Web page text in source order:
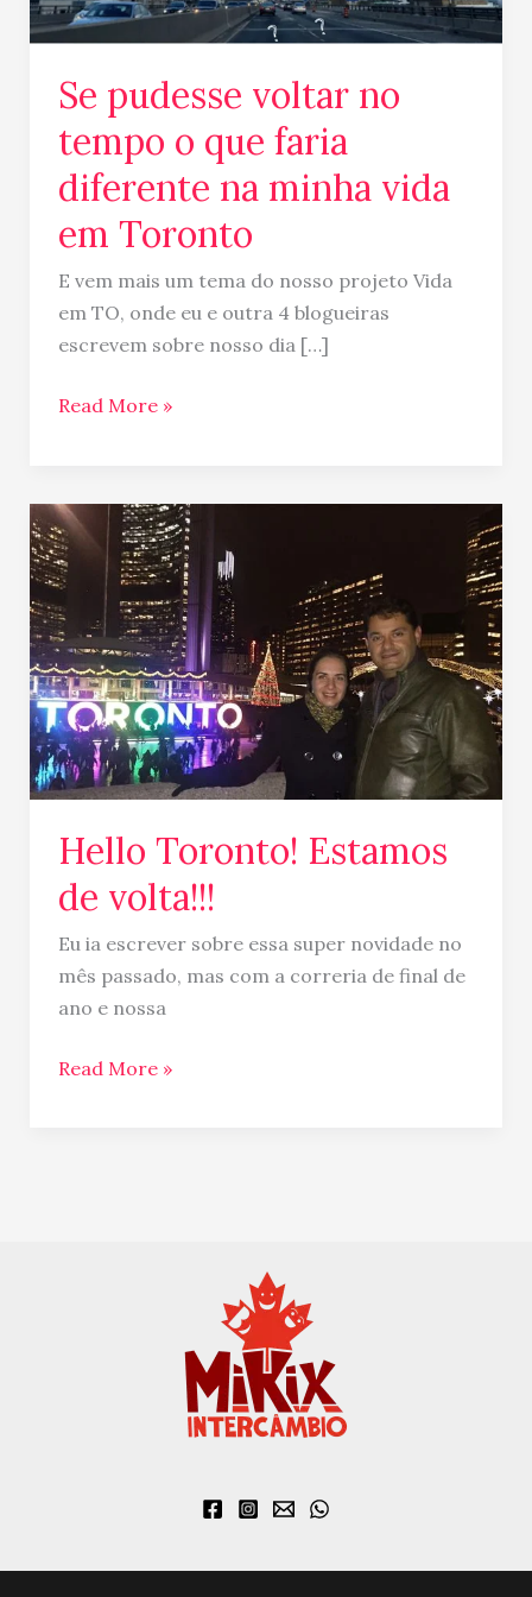
Se pudesse voltar no
tempo o que faria
diferente na minha vida
em Toronto
E vem mais um tema do nosso projeto Vida
em TO, onde eu e outra 4 blogueiras
escrevem sobre nosso dia […]
faria
diferente
na
minha
vida
em
Toronto
Read More »
Hello Toronto! Estamos
de volta!!!
Eu ia escrever sobre essa super novidade no
mês passado, mas com a correria de final de
ano e nossa
Hello
Toronto!
Estamos
de
volta!!!
Read More »